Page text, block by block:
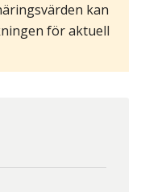
kan
för aktuell